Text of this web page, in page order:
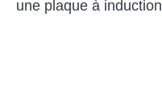
une plaque à